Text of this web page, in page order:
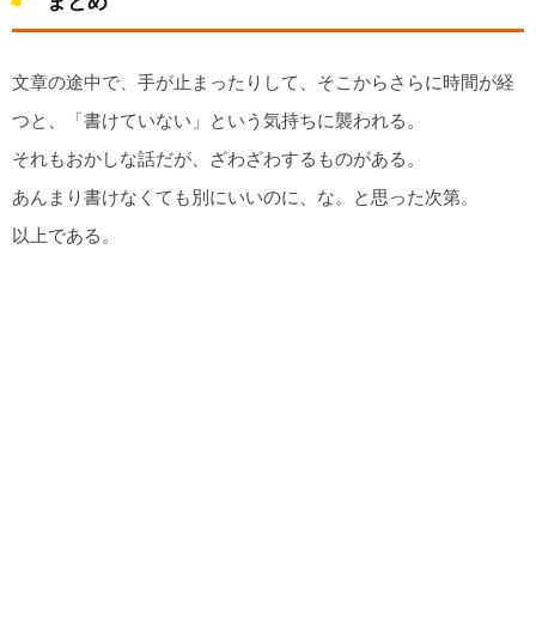
文章の途中で、手が止まったりして、そこからさらに時間が経
つと、「書けていない」という気持ちに襲われる。
それもおかしな話だが、ざわざわするものがある。
あんまり書けなくても別にいいのに、な。と思った次第。
以上である。